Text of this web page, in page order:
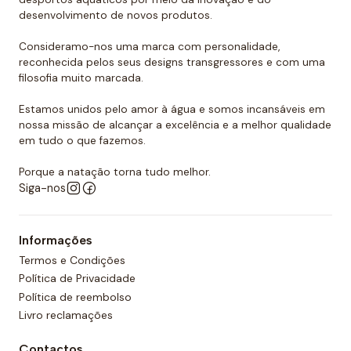
que o ar escape do interior.
desenvolvimento de novos produtos.
Consideramo-nos uma marca com personalidade,
reconhecida pelos seus designs transgressores e com uma
filosofia muito marcada.
Estamos unidos pelo amor à água e somos incansáveis em
nossa missão de alcançar a excelência e a melhor qualidade
em tudo o que fazemos.
Porque a natação torna tudo melhor.
Siga-nos
Informações
Termos e Condições
Política de Privacidade
Política de reembolso
Livro reclamações